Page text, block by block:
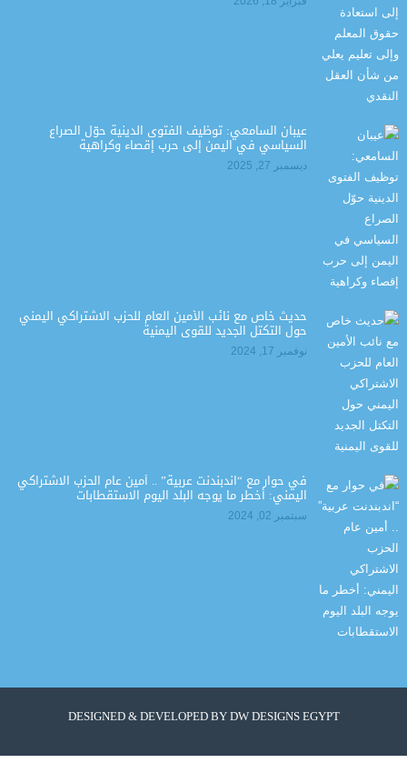
عيبان السامعي: توظيف الفتوى الدينية حوّل الصراع
السياسي في اليمن إلى حرب إقصاء وكراهية
ديسمبر 27, 2025
حديث خاص مع نائب الأمين العام للحزب الاشتراكي اليمني
حول التكتل الجديد للقوى اليمنية
نوفمبر 17, 2024
في حوار مع “اندبندنت عربية” .. أمين عام الحزب الاشتراكي
اليمني: أخطر ما يوجه البلد اليوم الاستقطابات
سبتمبر 02, 2024
DESIGNED & DEVELOPED BYDW DESIGNS EGYPT